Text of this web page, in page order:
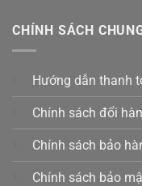
CHÍNH SÁCH
Hướng dẫn thanh
Chính sách đổi
Chính sách bảo
Chính sách bảo